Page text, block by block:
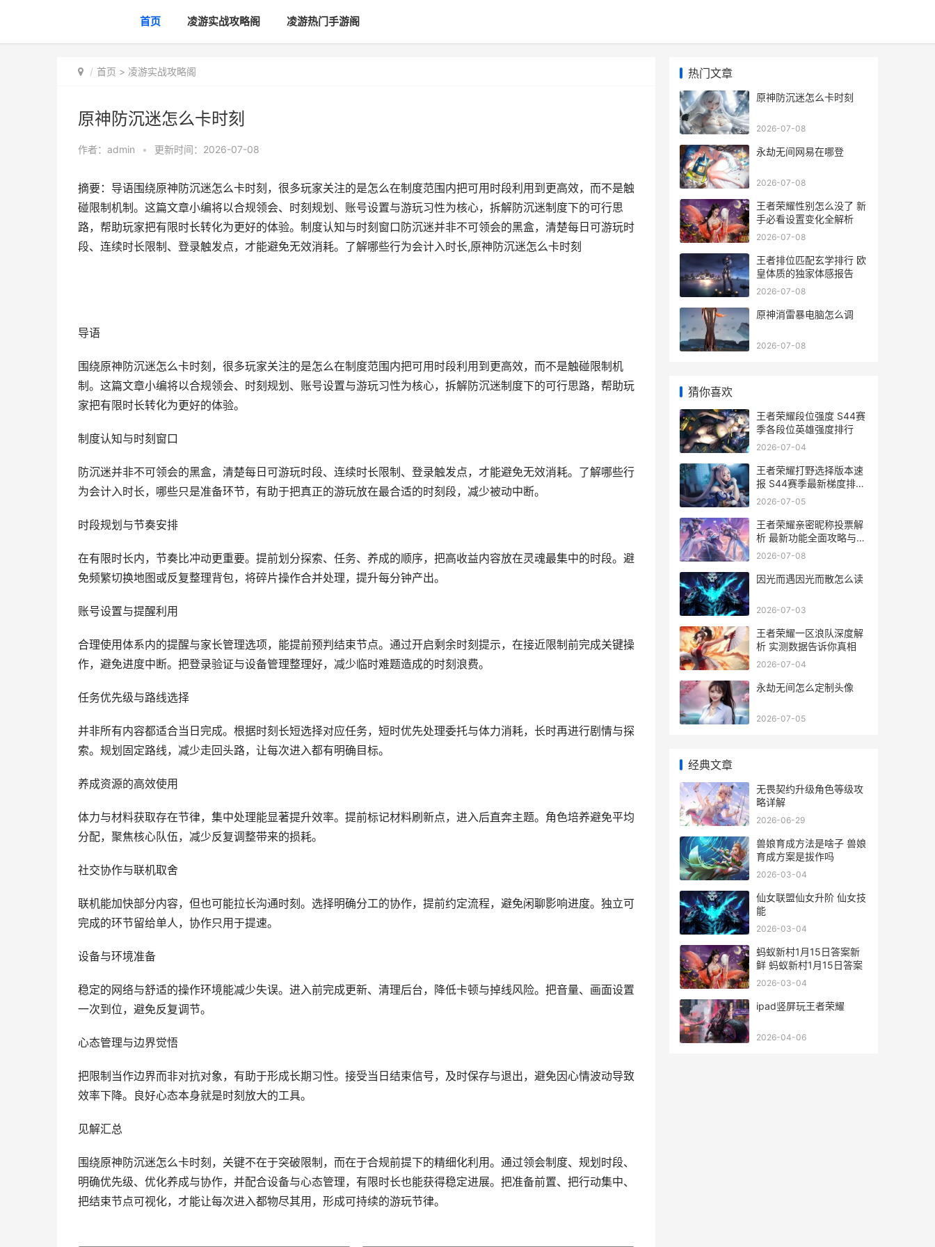
首页 凌游实战攻略阁 凌游热门手游阁
首页 > 凌游实战攻略阁
原神防沉迷怎么卡时刻
作者： admin • 更新时间：2026-07-08
摘要：导语围绕原神防沉迷怎么卡时刻，很多玩家关注的是怎么在制度范围内把可用时段利用到更高效，而不是触
碰限制机制。这篇文章小编将以合规领会、时刻规划、账号设置与游玩习性为核心，拆解防沉迷制度下的可行思
路，帮助玩家把有限时长转化为更好的体验。制度认知与时刻窗口防沉迷并非不可领会的黑盒，清楚每日可游玩时
段、连续时长限制、登录触发点，才能避免无效消耗。了解哪些行为会计入时长,原神防沉迷怎么卡时刻
导语
围绕原神防沉迷怎么卡时刻，很多玩家关注的是怎么在制度范围内把可用时段利用到更高效，而不是触碰限制机
制。这篇文章小编将以合规领会、时刻规划、账号设置与游玩习性为核心，拆解防沉迷制度下的可行思路，帮助玩
家把有限时长转化为更好的体验。
制度认知与时刻窗口
防沉迷并非不可领会的黑盒，清楚每日可游玩时段、连续时长限制、登录触发点，才能避免无效消耗。了解哪些行
为会计入时长，哪些只是准备环节，有助于把真正的游玩放在最合适的时刻段，减少被动中断。
时段规划与节奏安排
在有限时长内，节奏比冲动更重要。提前划分探索、任务、养成的顺序，把高收益内容放在灵魂最集中的时段。避
免频繁切换地图或反复整理背包，将碎片操作合并处理，提升每分钟产出。
账号设置与提醒利用
合理使用体系内的提醒与家长管理选项，能提前预判结束节点。通过开启剩余时刻提示，在接近限制前完成关键操
作，避免进度中断。把登录验证与设备管理整理好，减少临时难题造成的时刻浪费。
任务优先级与路线选择
并非所有内容都适合当日完成。根据时刻长短选择对应任务，短时优先处理委托与体力消耗，长时再进行剧情与探
索。规划固定路线，减少走回头路，让每次进入都有明确目标。
养成资源的高效使用
体力与材料获取存在节律，集中处理能显著提升效率。提前标记材料刷新点，进入后直奔主题。角色培养避免平均
分配，聚焦核心队伍，减少反复调整带来的损耗。
社交协作与联机取舍
联机能加快部分内容，但也可能拉长沟通时刻。选择明确分工的协作，提前约定流程，避免闲聊影响进度。独立可
完成的环节留给单人，协作只用于提速。
设备与环境准备
稳定的网络与舒适的操作环境能减少失误。进入前完成更新、清理后台，降低卡顿与掉线风险。把音量、画面设置
一次到位，避免反复调节。
心态管理与边界觉悟
把限制当作边界而非对抗对象，有助于形成长期习性。接受当日结束信号，及时保存与退出，避免因心情波动导致
效率下降。良好心态本身就是时刻放大的工具。
见解汇总
围绕原神防沉迷怎么卡时刻，关键不在于突破限制，而在于合规前提下的精细化利用。通过领会制度、规划时段、
明确优先级、优化养成与协作，并配合设备与心态管理，有限时长也能获得稳定进展。把准备前置、把行动集中、
把结束节点可视化，才能让每次进入都物尽其用，形成可持续的游玩节律。
热门文章
原神防沉迷怎么卡时刻
2026-07-08
永劫无间网易在哪登
2026-07-08
王者荣耀性别怎么没了 新
手必看设置变化全解析
2026-07-08
王者排位匹配玄学排行 欧
皇体质的独家体感报告
2026-07-08
原神消雷暴电脑怎么调
2026-07-08
猜你喜欢
王者荣耀段位强度 S44赛
季各段位英雄强度排行
2026-07-04
王者荣耀打野选择版本速
报 S44赛季最新梯度排名
与出装趋势
2026-07-05
王者荣耀亲密昵称投票解
析 最新功能全面攻略与投
票策略
2026-07-08
因光而遇因光而散怎么读
2026-07-03
王者荣耀一区浪队深度解
析 实测数据告诉你真相
2026-07-04
永劫无间怎么定制头像
2026-07-05
经典文章
无畏契约升级角色等级攻
略详解
2026-06-29
兽娘育成方法是啥子 兽娘
育成方案是拔作吗
2026-03-04
仙女联盟仙女升阶 仙女技
能
2026-03-04
蚂蚁新村1月15日答案新
鲜 蚂蚁新村1月15日答案
2026-03-04
ipad竖屏玩王者荣耀
2026-04-06